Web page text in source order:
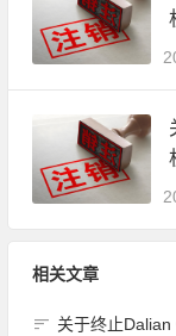
相关文章
关于终止Dalian Guangyu